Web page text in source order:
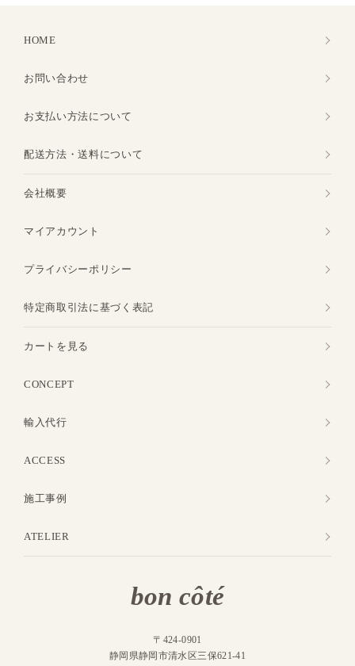
HOME
お問い合わせ
お支払い方法について
配送方法・送料について
会社概要
マイアカウント
プライバシーポリシー
特定商取引法に基づく表記
カートを見る
CONCEPT
輸入代行
ACCESS
施工事例
ATELIER
bon côté
〒424-0901
静岡県静岡市清水区三保621-41